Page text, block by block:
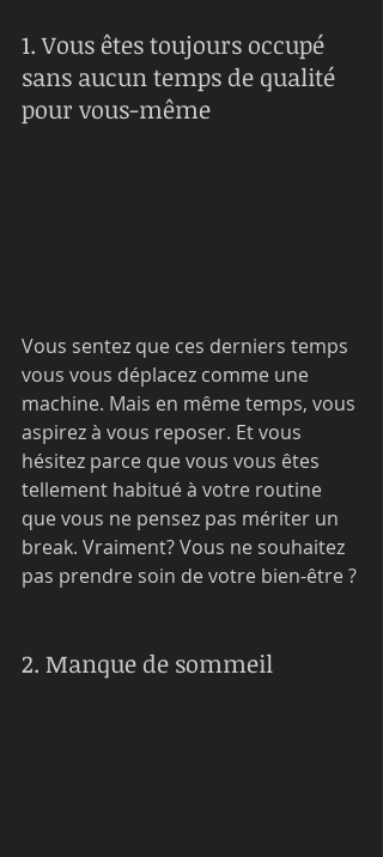
1. Vous êtes toujours occupé
sans aucun temps de qualité
pour vous-même
Vous sentez que ces derniers temps
vous vous déplacez comme une
machine. Mais en même temps, vous
aspirez à vous reposer. Et vous
hésitez parce que vous vous êtes
tellement habitué à votre routine
que vous ne pensez pas mériter un
break. Vraiment? Vous ne souhaitez
pas prendre soin de votre bien-être ?
2. Manque de sommeil